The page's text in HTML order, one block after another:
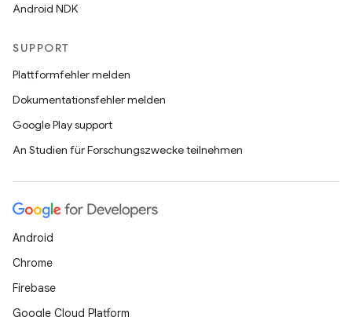
Android NDK
SUPPORT
Plattformfehler melden
Dokumentationsfehler melden
Google Play support
An Studien für Forschungszwecke teilnehmen
Android
Chrome
Firebase
Google Cloud Platform